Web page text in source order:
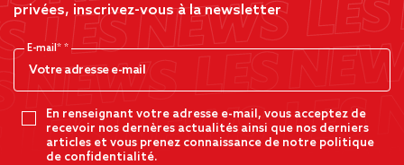
privées, inscrivez-vous à la newsletter
E-mail*
En renseignant votre adresse e-mail, vous acceptez de
recevoir nos dernères actualités ainsi que nos derniers
articles et vous prenez connaissance de notre politique
de confidentialité.